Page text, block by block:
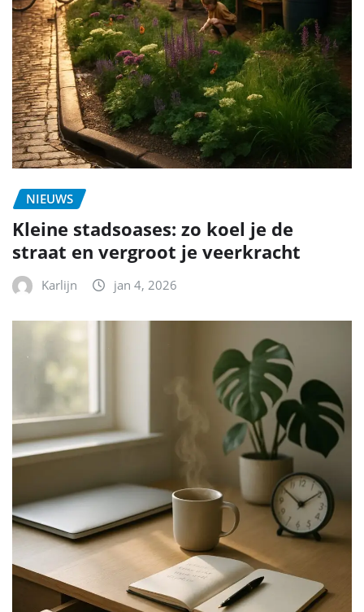
NIEUWS
Kleine stadsoases: zo koel je de
straat en vergroot je veerkracht
Karlijn jan 4, 2026